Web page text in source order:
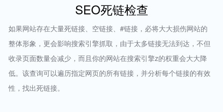
SEO死链检查
如果网站存在大量死链接、空链接、#链接，必将大大损伤网站的
整体形象，更会影响搜索引擎抓取，由于太多链接无法到达，不但
收录页面数量会减少，而且你的网站在搜索引擎z的权重会大大降
低。该查询可以遍历指定网页的所有链接，并分析每个链接的有效
性，找出死链接。